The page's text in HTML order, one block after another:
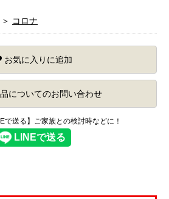
＞ コロナ
お気に入りに追加
についてのお問い合わせ
で送る】ご家族との検討時などに！